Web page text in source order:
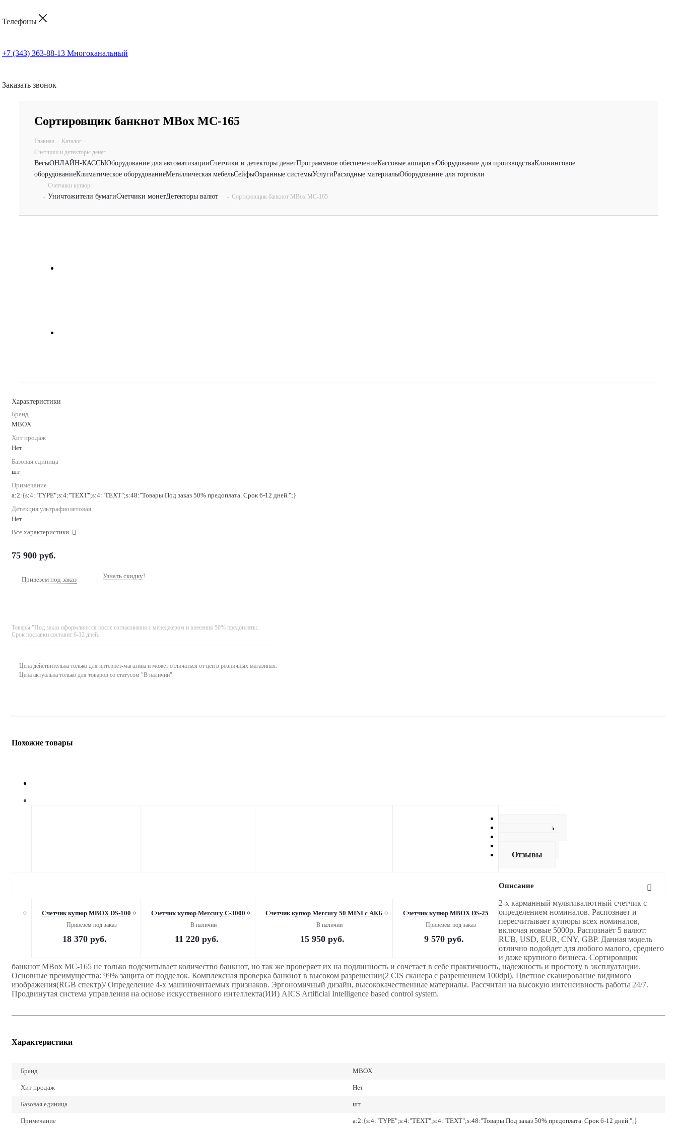
Телефоны
+7 (343) 363-88-13 Многоканальный
Заказать звонок
Сортировщик банкнот MBox MC-165
Главная - Каталог -
Счетчики и детекторы денег
ВесыОНЛАЙН-КАССЫОборудование для автоматизацииСчетчики и детекторы денегПрограммное обеспечениеКассовые аппаратыОборудование для производстваКлининговое
оборудованиеКлиматическое оборудованиеМеталлическая мебельСейфыОхранные системыУслугиРасходные материалыОборудование для торговли
-
Счетчики купюр
Уничтожители бумагиСчетчики монетДетекторы валют - Сортировщик банкнот MBox MC-165
Характеристики
Бренд
MBOX
Хит продаж
Нет
Базовая единица
шт
Примечание
a:2:{s:4:"TYPE";s:4:"TEXT";s:4:"TEXT";s:48:"Товары Под заказ 50% предоплата. Срок 6-12 дней.";}
Детекция ультрафиолетовая
Нет
Все характеристики
75 900 руб.
Привезем под заказ Узнать скидку!
Товары "Под заказ оформляются после согласования с менеджером и внесения 50% предоплаты.
Срок поставки составит 6-12 дней.
Цена действительна только для интернет-магазина и может отличаться от цен в розничных магазинах.
Цена актуальна только для товаров со статусом "В наличии".
Похожие товары
Счетчик купюр MBOX DS-100
Привезем под заказ
18 370 руб.
Счетчик купюр Mercury С-3000
В наличии
11 220руб.
Счетчик купюр Mercury 50 MINI c АКБ
В наличии
15 950 руб.
Счетчик купюр MBOX DS-25
Привезем под заказ
9 570 руб.
Как купить
Отзывы
Описание
2-х карманный мультивалютный счетчик с
определением номиналов. Распознает и
пересчитывает купюры всех номиналов,
включая новые 5000р. Распознаёт 5 валют:
RUB, USD, EUR, CNY, GBP. Данная модель
отлично подойдет для любого малого, среднего
и даже крупного бизнеса. Сортировщик
банкнот MBox MC-165 не только подсчитывает количество банкнот, но так же проверяет их на подлинность и сочетает в себе практичность, надежность и простоту в эксплуатации.
Основные преимущества: 99% защита от подделок. Комплексная проверка банкнот в высоком разрешении(2 CIS сканера с разрешением 100dpi). Цветное сканирование видимого
изображения(RGB спектр)/ Определение 4-х машиночитаемых признаков. Эргономичный дизайн, высококачественные материалы. Рассчитан на высокую интенсивность работы 24/7.
Продвинутая система управления на основе искусственного интеллекта(ИИ) AICS Artificial Intelligence based control system.
Характеристики
Бренд MBOX
Хит продаж Нет
Базовая единица шт
Примечание a:2:{s:4:"TYPE";s:4:"TEXT";s:4:"TEXT";s:48:"Товары Под заказ 50% предоплата. Срок 6-12 дней.";}